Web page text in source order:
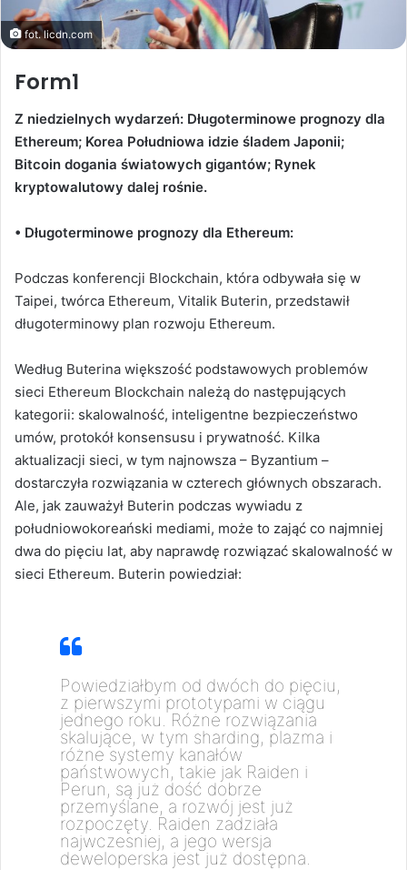
fot. licdn.com
Form1
Z niedzielnych wydarzeń: Długoterminowe prognozy dla
Ethereum; Korea Południowa idzie śladem Japonii;
Bitcoin dogania światowych gigantów; Rynek
kryptowalutowy dalej rośnie.
• Długoterminowe prognozy dla Ethereum:
Podczas konferencji Blockchain, która odbywała się w
Taipei, twórca Ethereum, Vitalik Buterin, przedstawił
długoterminowy plan rozwoju Ethereum.
Według Buterina większość podstawowych problemów
sieci Ethereum Blockchain należą do następujących
kategorii: skalowalność, inteligentne bezpieczeństwo
umów, protokół konsensusu i prywatność. Kilka
aktualizacji sieci, w tym najnowsza – Byzantium –
dostarczyła rozwiązania w czterech głównych obszarach.
Ale, jak zauważył Buterin podczas wywiadu z
południowokoreański mediami, może to zająć co najmniej
dwa do pięciu lat, aby naprawdę rozwiązać skalowalność w
sieci Ethereum. Buterin powiedział:
Powiedziałbym od dwóch do pięciu,
z pierwszymi prototypami w ciągu
jednego roku. Różne rozwiązania
skalujące, w tym sharding, plazma i
różne systemy kanałów
państwowych, takie jak Raiden i
Perun, są już dość dobrze
przemyślane, a rozwój jest już
rozpoczęty. Raiden zadziała
najwczesniej, a jego wersja
deweloperska jest już dostępna.